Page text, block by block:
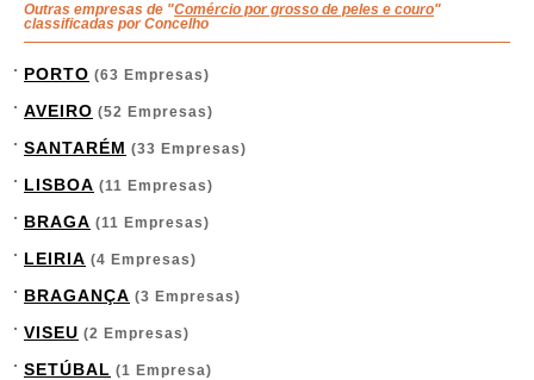
Outras empresas de "Comércio por grosso de peles e couro"
classificadas por Concelho
PORTO (63 Empresas)
AVEIRO (52 Empresas)
SANTARÉM (33 Empresas)
LISBOA (11 Empresas)
BRAGA (11 Empresas)
LEIRIA (4 Empresas)
BRAGANÇA (3 Empresas)
VISEU (2 Empresas)
SETÚBAL (1 Empresa)